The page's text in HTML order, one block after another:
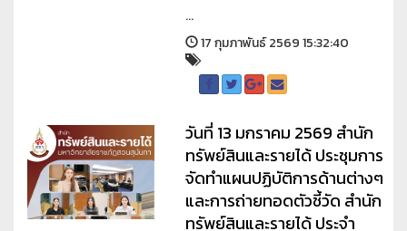
...
17 กุมภาพันธ์ 2569 15:32:40
วันที่ 13 มกราคม 2569 สำนัก
ทรัพย์สินและรายได้ ประชุมการ
จัดทำแผนปฏิบัติการด้านต่างๆ
และการถ่ายทอดตัวชี้วัด สำนัก
ทรัพย์สินและรายได้ ประจำ